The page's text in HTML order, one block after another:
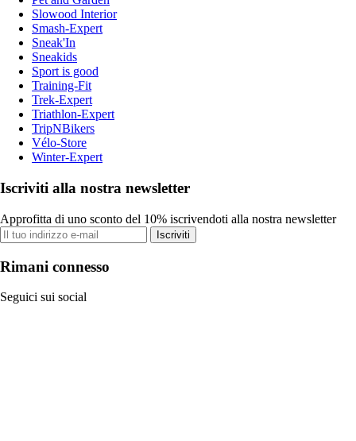
Slowood Interior
Smash-Expert
Sneak'In
Sneakids
Sport is good
Training-Fit
Trek-Expert
Triathlon-Expert
TripNBikers
Vélo-Store
Winter-Expert
Iscriviti alla nostra newsletter
Approfitta di uno sconto del 10% iscrivendoti alla nostra newsletter
Iscriviti
Rimani connesso
Seguici sui social